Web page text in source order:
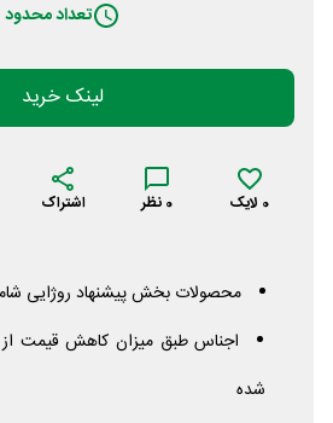
تعداد محدود
لینک خرید
0 لایک 0 نظر اشتراک
محصولات بخش پیشنهاد روژایی شامل
اجناس طبق میزان کاهش قیمت از
شده